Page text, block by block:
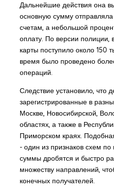
Дальнейшие действия она
основную сумму
счетам, а небольшой
оплату. По версии полиции,
карты поступило около 150
время было проведено
операций.
Следствие установило, что
зарегистрированные в
Москве, Новосибирской,
областях, а также в
Приморском краях.
- один из признаков схем по
суммы дробятся и быстро
множеству направлений,
конечных получателей.